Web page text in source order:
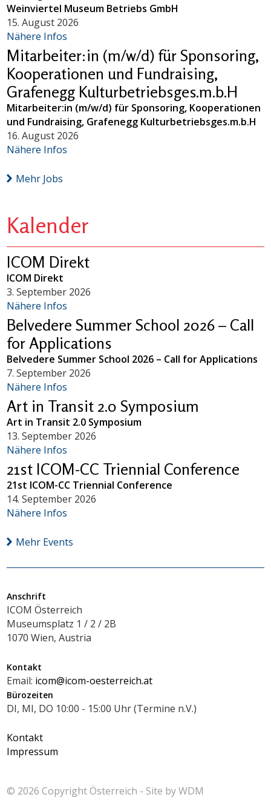
Weinviertel Museum Betriebs GmbH
15. August 2026
Nähere Infos
Mitarbeiter:in (m/w/d) für Sponsoring,
Kooperationen und Fundraising,
Grafenegg Kulturbetriebsges.m.b.H
Mitarbeiter:in (m/w/d) für Sponsoring, Kooperationen
und Fundraising, Grafenegg Kulturbetriebsges.m.b.H
16. August 2026
Nähere Infos
Mehr Jobs
Kalender
ICOM Direkt
ICOM Direkt
3. September 2026
Nähere Infos
Belvedere Summer School 2026 – Call
for Applications
Belvedere Summer School 2026 – Call for Applications
7. September 2026
Nähere Infos
Art in Transit 2.0 Symposium
Art in Transit 2.0 Symposium
13. September 2026
Nähere Infos
21st ICOM-CC Triennial Conference
21st ICOM-CC Triennial Conference
14. September 2026
Nähere Infos
Mehr Events
Anschrift
ICOM Österreich
Museumsplatz 1 / 2 / 2B
1070 Wien, Austria
Kontakt
Email: icom@icom-oesterreich.at
Bürozeiten
DI, MI, DO 10:00 - 15:00 Uhr (Termine n.V.)
Kontakt
Impressum
© 2026 CopyrightÖsterreich - Site byWDM